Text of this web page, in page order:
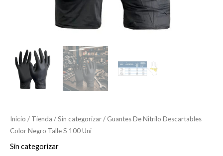
Inicio / Tienda /Sin categorizar/ Guantes De Nitrilo Descartables
Color Negro Talle S 100 Uni
Sin categorizar